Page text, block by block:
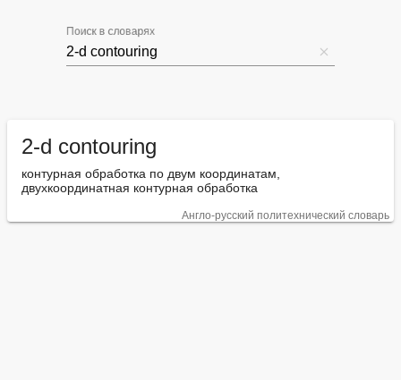
Поиск в словарях
2-d contouring
контурная обработка по двум координатам,
двухкоординатная контурная обработка
Англо-русский политехнический словарь